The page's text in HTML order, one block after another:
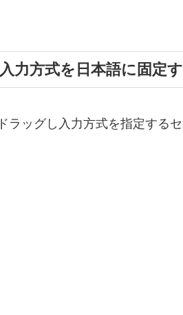
力方式を日本語に固定
ラッグし入力方式を指定するセ